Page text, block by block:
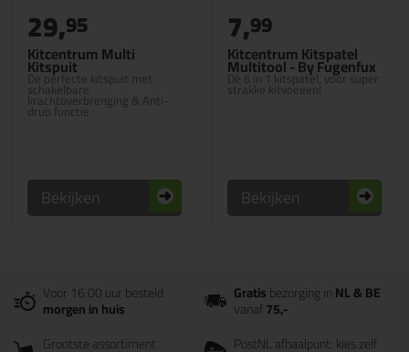
Kitcentrum Multi
Kitspuit
De perfecte kitspuit met
schakelbare
krachtoverbrenging & Anti-
drup functie
29,95
Bekijken
Kitcentrum Kitspatel
Multitool - By Fugenfux
Dé 6 in 1 kitspatel, voor super
strakke kitvoegen!
7,99
Bekijken
Voor 16:00 uur besteld
morgen in huis
Gratisbezorging inNL & BE
vanaf75,-
Grootste assortiment
PostNL afhaalpunt: kies zelf